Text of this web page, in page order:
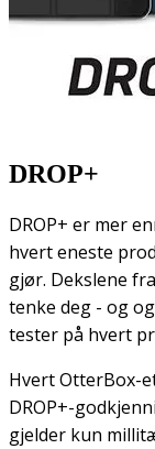
DROP+
DROP+ er mer
hvert eneste
gjør. Dekslene
tenke deg - og
tester på hvert
Hvert OtterBox-
DROP+-
gjelder kun